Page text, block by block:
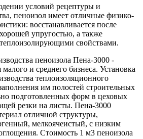
условий рецептуры и
пеноизол имеет отличные физико-
восстанавливается после
упругостью, а также
свойствами.
пеноизола Пена-3000 -
и среднего бизнеса. Установка
теплоизоляционного
им полостей строительных
подготовленных форм в цеховых
резки на листы. Пена-3000
отличной структуры,
мелкоячеистый, с низким
Стоимость 1 м3 пеноизола